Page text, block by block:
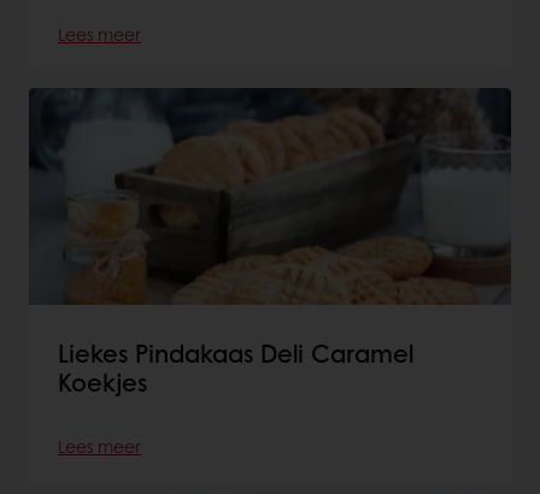
Lees meer
Liekes Pindakaas Deli Caramel
Koekjes
Lees meer